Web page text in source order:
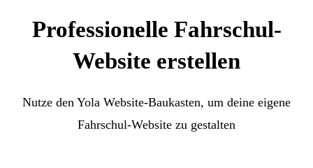
Professionelle Fahrschul-
Website erstellen
Nutze den Yola Website-Baukasten, um deine eigene
Fahrschul-Website zu gestalten